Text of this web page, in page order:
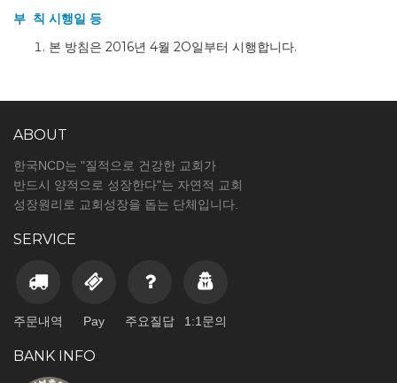
부 칙 시행일 등
본 방침은 2016년 4월 2O일부터 시행합니다.
ABOUT
한국NCD는 "질적으로 건강한 교회가
반드시 양적으로 성장한다"는 자연적 교회
성장원리로 교회성장을 돕는 단체입니다.
SERVICE
주문내역 Pay 주요질답 1:1문의
BANK INFO